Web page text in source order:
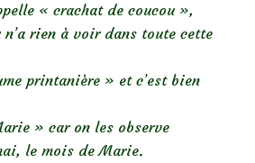
« crachat de coucou »,
n’a rien à voir dans toute cette
printanière » et c’est bien
» car on les observe
le mois de Marie.